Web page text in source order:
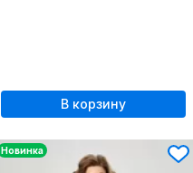
В корзину
Новинка